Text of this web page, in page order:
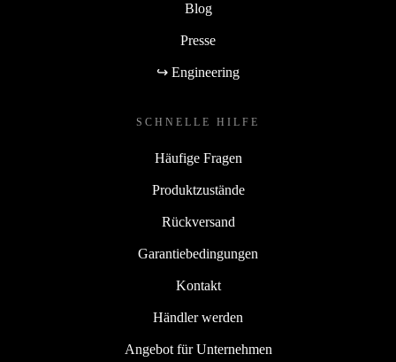
Blog
Presse
↪ Engineering
SCHNELLE HILFE
Häufige Fragen
Produktzustände
Rückversand
Garantiebedingungen
Kontakt
Händler werden
Angebot für Unternehmen